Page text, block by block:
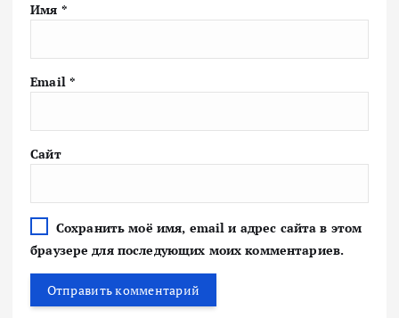
Имя *
Email *
Сайт
Сохранить моё имя, email и адрес сайта в этом
браузере для последующих моих комментариев.